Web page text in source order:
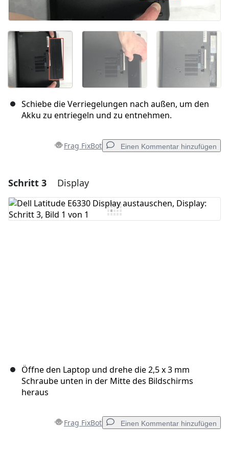
Schiebe die Verriegelungen nach außen, um den
Akku zu entriegeln und zu entnehmen.
Frag FixBot Einen Kommentar hinzufügen
Einen Kommentar hinzufügen
Kommentar hinzufügen
Schritt 3 Display
Öffne den Laptop und drehe die 2,5 x 3 mm
Schraube unten in der Mitte des Bildschirms
heraus
Frag FixBot Einen Kommentar hinzufügen